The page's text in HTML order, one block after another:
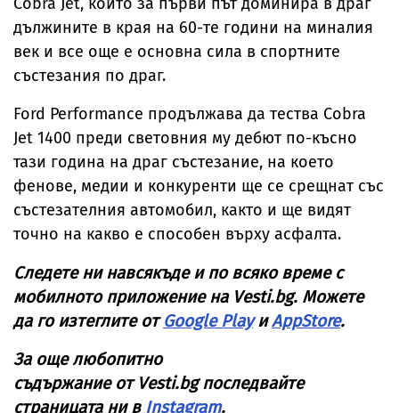
дължините в края на 60-те години на миналия
век и все още е основна сила в спортните
състезания по драг.
Ford Performance продължава да тества Cobra
Jet 1400 преди световния му дебют по-късно
тази година на драг състезание, на което
фенове, медии и конкуренти ще се срещнат със
състезателния автомобил, както и ще видят
точно на какво е способен върху асфалта.
Следете ни навсякъде и по всяко време с
мобилното приложение на Vesti.bg. Можете
да го изтеглите от Google Play и AppStore.
За още любопитно
съдържание от Vesti.bg последвайте
страницата ни в Instagram.